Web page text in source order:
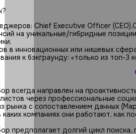
Chief Executive Officer
на уникальные/гибридные
в инновационных или нишевых
к бэкграунду: «только из топ-
всегда направлен на
через профессиональные
рынка с сопоставлением данных
компаниях они работают, как
предполагает долгий цикл